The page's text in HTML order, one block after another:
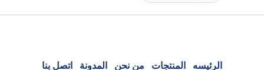
الرئيسه المنتجات من نحن المدونة اتصل بنا